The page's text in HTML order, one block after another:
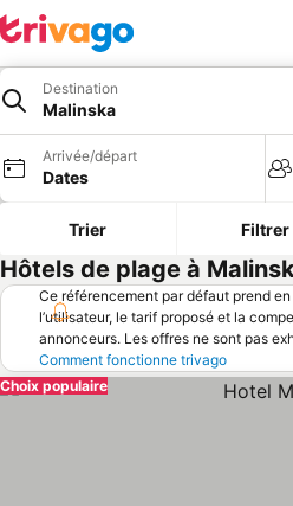
Destination
Malinska
Arrivée/départ
Dates
Trier Filtrer
Hôtels de plage à
Ce référencement par défaut prend
l’utilisateur, le tarif proposé et la
annonceurs. Les offres ne sont pas
Comment fonctionne trivago
Choix populaire